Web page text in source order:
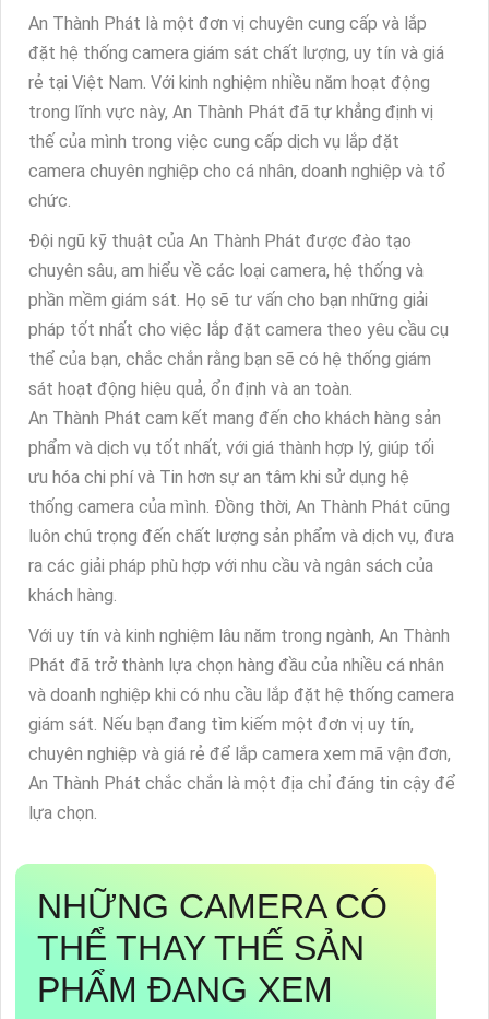
An Thành Phát là một đơn vị chuyên cung cấp và lắp
đặt hệ thống camera giám sát chất lượng, uy tín và giá
rẻ tại Việt Nam. Với kinh nghiệm nhiều năm hoạt động
trong lĩnh vực này, An Thành Phát đã tự khẳng định vị
thế của mình trong việc cung cấp dịch vụ lắp đặt
camera chuyên nghiệp cho cá nhân, doanh nghiệp và tổ
chức.
Đội ngũ kỹ thuật của An Thành Phát được đào tạo
chuyên sâu, am hiểu về các loại camera, hệ thống và
phần mềm giám sát. Họ sẽ tư vấn cho bạn những giải
pháp tốt nhất cho việc lắp đặt camera theo yêu cầu cụ
thể của bạn, chắc chắn rằng bạn sẽ có hệ thống giám
sát hoạt động hiệu quả, ổn định và an toàn.
An Thành Phát cam kết mang đến cho khách hàng sản
phẩm và dịch vụ tốt nhất, với giá thành hợp lý, giúp tối
ưu hóa chi phí và Tin hơn sự an tâm khi sử dụng hệ
thống camera của mình. Đồng thời, An Thành Phát cũng
luôn chú trọng đến chất lượng sản phẩm và dịch vụ, đưa
ra các giải pháp phù hợp với nhu cầu và ngân sách của
khách hàng.
Với uy tín và kinh nghiệm lâu năm trong ngành, An Thành
Phát đã trở thành lựa chọn hàng đầu của nhiều cá nhân
và doanh nghiệp khi có nhu cầu lắp đặt hệ thống camera
giám sát. Nếu bạn đang tìm kiếm một đơn vị uy tín,
chuyên nghiệp và giá rẻ để lắp camera xem mã vận đơn,
An Thành Phát chắc chắn là một địa chỉ đáng tin cậy để
lựa chọn.
NHỮNG CAMERA CÓ
THỂ THAY THẾ SẢN
PHẨM ĐANG XEM